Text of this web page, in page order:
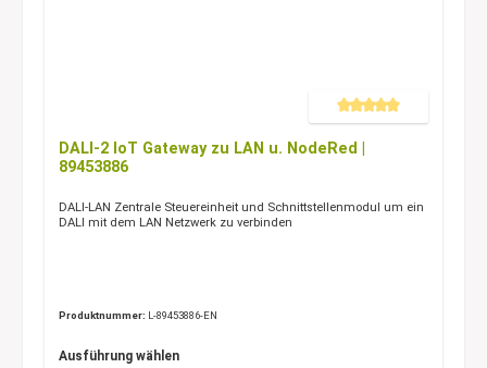
Durchschnittliche Bewertung
DALI-2 IoT Gateway zu LAN u. NodeRed |
89453886
DALI-LAN Zentrale Steuereinheit und Schnittstellenmodul um ein
DALI mit dem LAN Netzwerk zu verbinden
Produktnummer: L-89453886-EN
Ausführung wählen